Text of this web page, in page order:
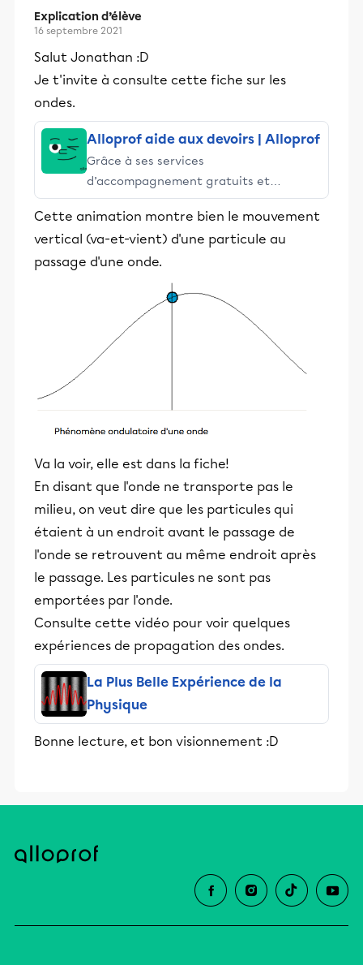
Explication d’élève
16 septembre 2021
Salut Jonathan :D
Je t'invite à consulte cette fiche sur les
ondes.
Alloprof aide aux devoirs | Alloprof
Grâce à ses services
d’accompagnement gratuits et
stimulants, Alloprof engage les élèves
et leurs parents dans la réussite
éducative.
Cette animation montre bien le mouvement
vertical (va-et-vient) d'une particule au
passage d'une onde.
Va la voir, elle est dans la fiche!
En disant que l'onde ne transporte pas le
milieu, on veut dire que les particules qui
étaient à un endroit avant le passage de
l'onde se retrouvent au même endroit après
le passage. Les particules ne sont pas
emportées par l'onde.
Consulte cette vidéo pour voir quelques
expériences de propagation des ondes.
La Plus Belle Expérience de la
Physique
Bonne lecture, et bon visionnement :D